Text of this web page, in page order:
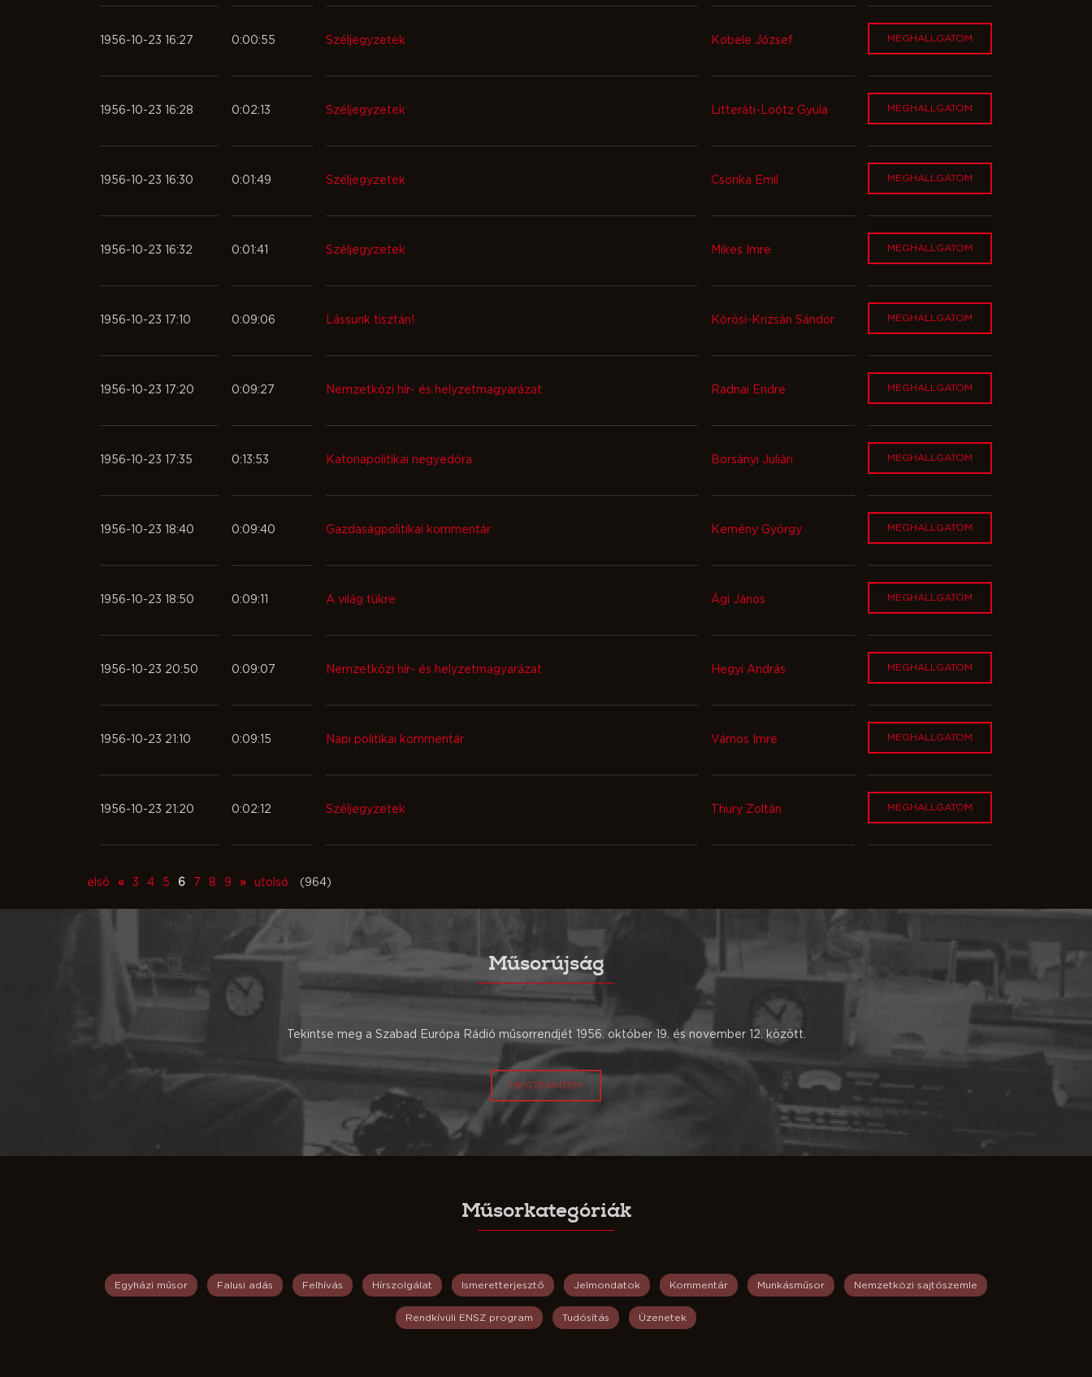
1956-10-23 16:27 0:00:55 Széljegyzetek Kobele József MEGHALLGATOM
1956-10-23 16:28 0:02:13 Széljegyzetek Litteráti-Loótz Gyula MEGHALLGATOM
1956-10-23 16:30 0:01:49 Széljegyzetek Csonka Emil MEGHALLGATOM
1956-10-23 16:32 0:01:41 Széljegyzetek Mikes Imre MEGHALLGATOM
1956-10-23 17:10 0:09:06 Lássunk tisztán! Körösi-Krizsán Sándor MEGHALLGATOM
1956-10-23 17:20 0:09:27 Nemzetközi hír- és helyzetmagyarázat Radnai Endre MEGHALLGATOM
1956-10-23 17:35 0:13:53 Katonapolitikai negyedóra Borsányi Julián MEGHALLGATOM
1956-10-23 18:40 0:09:40 Gazdaságpolitikai kommentár Kemény György MEGHALLGATOM
1956-10-23 18:50 0:09:11 A világ tükre Ági János MEGHALLGATOM
1956-10-23 20:50 0:09:07 Nemzetközi hír- és helyzetmagyarázat Hegyi András MEGHALLGATOM
1956-10-23 21:10 0:09:15 Napi politikai kommentár Vámos Imre MEGHALLGATOM
1956-10-23 21:20 0:02:12 Széljegyzetek Thury Zoltán MEGHALLGATOM
első « 3 4 5 6 7 8 9 » utolsó (964)
Műsorújság
Tekintse meg a Szabad Európa Rádió műsorrendjét 1956. október 19. és november 12. között.
MEGTEKINTEM
Műsorkategóriák
Egyházi műsor Falusi adás Felhívás Hírszolgálat Ismeretterjesztő Jelmondatok Kommentár Munkásműsor Nemzetközi sajtószemle
Rendkívüli ENSZ program Tudósítás Üzenetek